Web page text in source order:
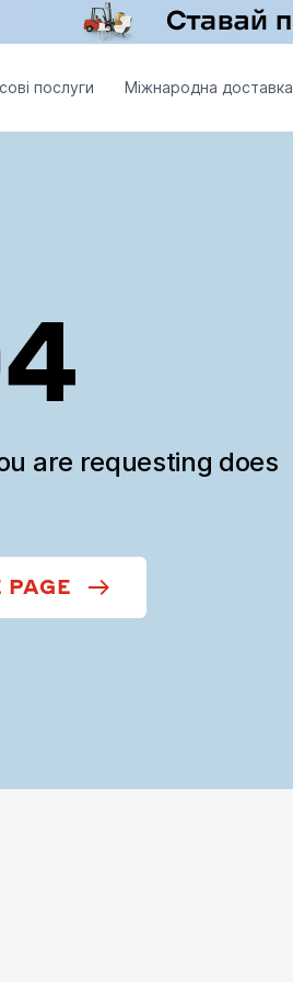
послуги Міжнародна доставка
are requesting does
PAGE